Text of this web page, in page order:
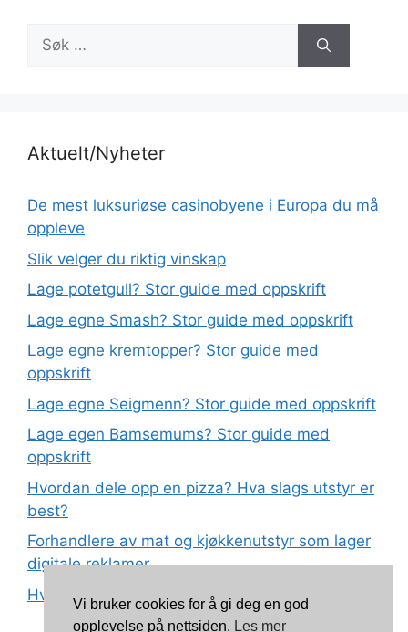
Søk
etter:
Aktuelt/Nyheter
De mest luksuriøse casinobyene i Europa du må
oppleve
Slik velger du riktig vinskap
Lage potetgull? Stor guide med oppskrift
Lage egne Smash? Stor guide med oppskrift
Lage egne kremtopper? Stor guide med
oppskrift
Lage egne Seigmenn? Stor guide med oppskrift
Lage egen Bamsemums? Stor guide med
oppskrift
Hvordan dele opp en pizza? Hva slags utstyr er
best?
Forhandlere av mat og kjøkkenutstyr som lager
digitale reklamer
Hva betyr det at plast har matkvalitet?
Vi bruker cookies for å gi deg en god
opplevelse på nettsiden. Les mer